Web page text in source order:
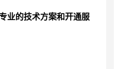
业的技术方案和开通服